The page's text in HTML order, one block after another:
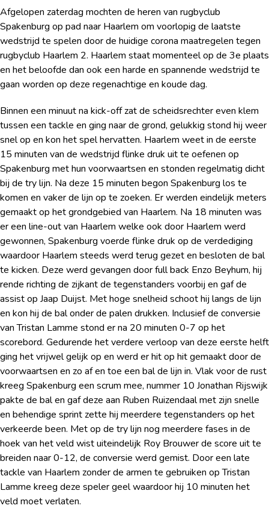
Afgelopen zaterdag mochten de heren van rugbyclub
Spakenburg op pad naar Haarlem om voorlopig de laatste
wedstrijd te spelen door de huidige corona maatregelen tegen
rugbyclub Haarlem 2. Haarlem staat momenteel op de 3e plaats
en het beloofde dan ook een harde en spannende wedstrijd te
gaan worden op deze regenachtige en koude dag.
Binnen een minuut na kick-off zat de scheidsrechter even klem
tussen een tackle en ging naar de grond, gelukkig stond hij weer
snel op en kon het spel hervatten. Haarlem weet in de eerste
15 minuten van de wedstrijd flinke druk uit te oefenen op
Spakenburg met hun voorwaartsen en stonden regelmatig dicht
bij de try lijn. Na deze 15 minuten begon Spakenburg los te
komen en vaker de lijn op te zoeken. Er werden eindelijk meters
gemaakt op het grondgebied van Haarlem. Na 18 minuten was
er een line-out van Haarlem welke ook door Haarlem werd
gewonnen, Spakenburg voerde flinke druk op de verdediging
waardoor Haarlem steeds werd terug gezet en besloten de bal
te kicken. Deze werd gevangen door full back Enzo Beyhum, hij
rende richting de zijkant de tegenstanders voorbij en gaf de
assist op Jaap Duijst. Met hoge snelheid schoot hij langs de lijn
en kon hij de bal onder de palen drukken. Inclusief de conversie
van Tristan Lamme stond er na 20 minuten 0-7 op het
scorebord. Gedurende het verdere verloop van deze eerste helft
ging het vrijwel gelijk op en werd er hit op hit gemaakt door de
voorwaartsen en zo af en toe een bal de lijn in. Vlak voor de rust
kreeg Spakenburg een scrum mee, nummer 10 Jonathan Rijswijk
pakte de bal en gaf deze aan Ruben Ruizendaal met zijn snelle
en behendige sprint zette hij meerdere tegenstanders op het
verkeerde been. Met op de try lijn nog meerdere fases in de
hoek van het veld wist uiteindelijk Roy Brouwer de score uit te
breiden naar 0-12, de conversie werd gemist. Door een late
tackle van Haarlem zonder de armen te gebruiken op Tristan
Lamme kreeg deze speler geel waardoor hij 10 minuten het
veld moet verlaten.